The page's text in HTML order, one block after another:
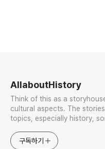
AllaboutHistory
Think of this as a
cultural aspects. The
topics, especially history,
approach will be to resist
구독하기